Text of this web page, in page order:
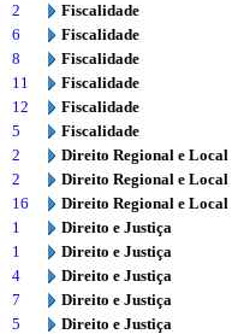
2
Fiscalidade
6
Fiscalidade
8
Fiscalidade
11
Fiscalidade
12
Fiscalidade
5
Fiscalidade
2
Direito Regional e Local
2
Direito Regional e Local
16
Direito Regional e Local
1
Direito e Justiça
1
Direito e Justiça
4
Direito e Justiça
7
Direito e Justiça
5
Direito e Justiça